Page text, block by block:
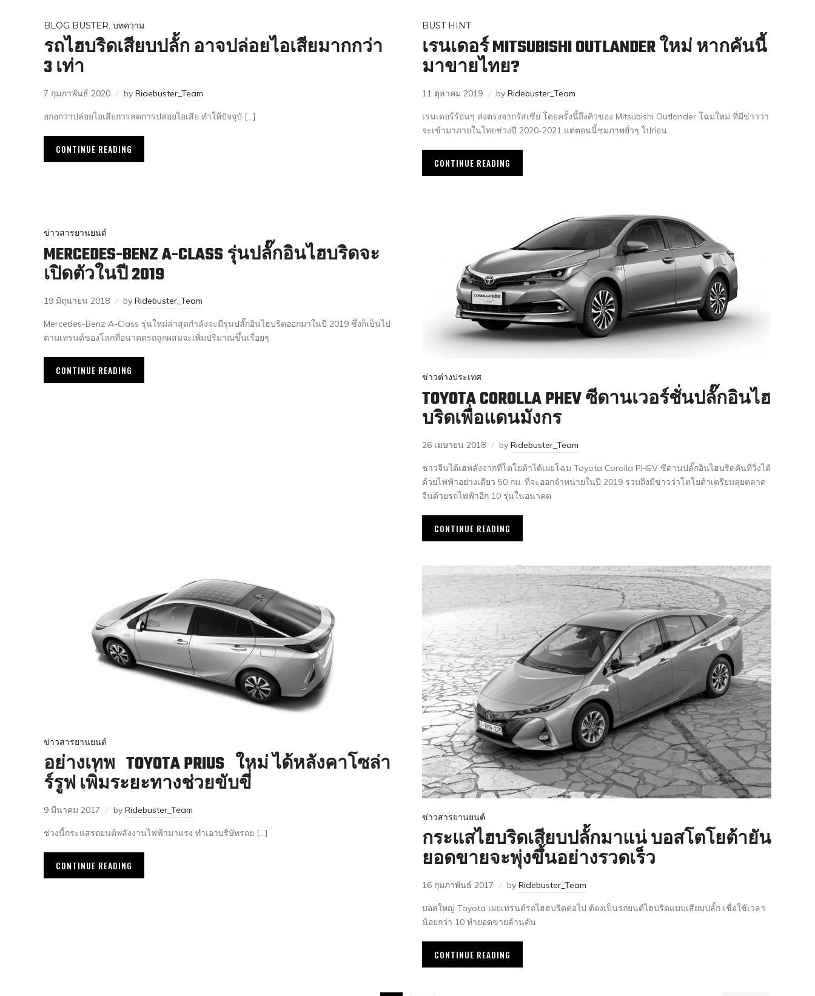
BLOG BUSTER, บทความ
รถไฮบริดเสียบปลั้ก อาจปล่อยไอเสียมากกว่า
3 เท่า
7 กุมภาพันธ์ 2020 by Ridebuster_Team
อกอกว่าปล่อยไอเสียการลดการปล่อยไอเสีย ทำให้ปัจจุบั […]
CONTINUE READING
BUST HINT
เรนเดอร์ MITSUBISHI OUTLANDER ใหม่ หากคันนี้
มาขายไทย?
11 ตุลาคม 2019 by Ridebuster_Team
เรนเดอร์ร้อนๆ ส่งตรงจากรัสเซีย โดยครั้งนี้ถึงคิวของ Mitsubishi Outlander โฉมใหม่ ที่มีข่าวว่า
จะเข้ามาภายในไทยช่วงปี 2020-2021 แต่ตอนนี้ชมภาพยั่วๆ ไปก่อน
CONTINUE READING
ข่าวสารยานยนต์
MERCEDES-BENZ A-CLASS รุ่นปลั๊กอินไฮบริดจะ
เปิดตัวในปี 2019
19 มิถุนายน 2018 by Ridebuster_Team
Mercedes-Benz A-Class รุ่นใหม่ล่าสุดกำลังจะมีรุ่นปลั๊กอินไฮบริดออกมาในปี 2019 ซึ่งก็เป็นไป
ตามเทรนด์ของโลกที่อนาคตรถลูกผสมจะเพิ่มปริมาณขึ้นเรื่อยๆ
CONTINUE READING
ข่าวต่างประเทศ
TOYOTA COROLLA PHEV ซีดานเวอร์ชั่นปลั๊กอินไฮ
บริดเพื่อแดนมังกร
26 เมษายน 2018 by Ridebuster_Team
ชาวจีนได้เฮหลังจากที่โตโยต้าได้เผยโฉม Toyota Corolla PHEV ซีดานปลั๊กอินไฮบริดคันที่วิ่งได้
ด้วยไฟฟ้าอย่างเดียว 50 กม. ที่จะออกจำหน่ายในปี 2019 รวมถึงมีข่าวว่าโตโยต้าเตรียมลุยตลาด
จีนด้วยรถไฟฟ้าอีก 10 รุ่นในอนาคต
CONTINUE READING
ข่าวสารยานยนต์
อย่างเทพ TOYOTA PRIUS ใหม่ ได้หลังคาโซล่า
ร์รูฟ เพิ่มระยะทางช่วยขับขี่
9 มีนาคม 2017 by Ridebuster_Team
ช่วงนี้กระแสรถยนต์พลังงานไฟฟ้ามาแรง ทำเอาบริษัทรถย […]
CONTINUE READING
ข่าวสารยานยนต์
กระแสไฮบริดเสียบปลั้กมาแน่ บอสโตโยต้ายัน
ยอดขายจะพุ่งขึ้นอย่างรวดเร็ว
16 กุมภาพันธ์ 2017 by Ridebuster_Team
บอสใหญ่ Toyota เผยเทรนด์รถไฮฮบริดต่อไป ต้องเป็นรถยนต์ไฮบริดแบบเสียบปลั้ก เชื่อใช้เวลา
น้อยกว่า 10 ทำยอดขายล้านคัน
CONTINUE READING